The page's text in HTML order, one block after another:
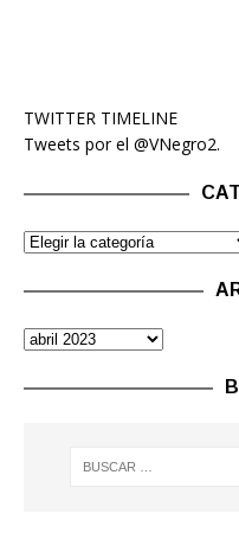
TWITTER TIMELINE
Tweets por el @VNegro2.